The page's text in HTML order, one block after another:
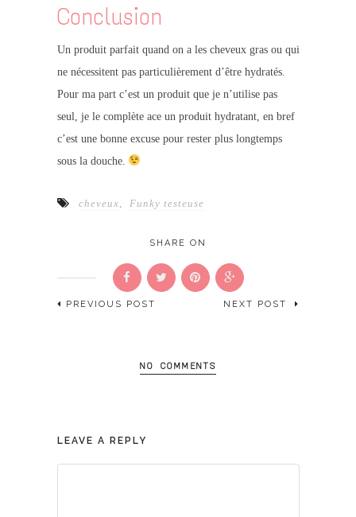
Conclusion
Un produit parfait quand on a les cheveux gras ou qui
ne nécessitent pas particulièrement d’être hydratés.
Pour ma part c’est un produit que je n’utilise pas
seul, je le complète ace un produit hydratant, en bref
c’est une bonne excuse pour rester plus longtemps
sous la douche.
cheveux Funky testeuse
SHARE ON
PREVIOUS POST NEXT POST
NO COMMENTS
LEAVE A REPLY